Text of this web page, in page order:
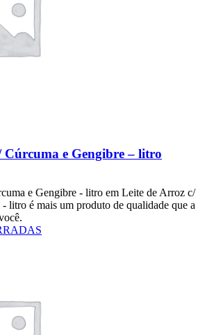
Cúrcuma e Gengibre – litro
e Gengibre - litro em Leite de Arroz c/
litro é mais um produto de qualidade que a